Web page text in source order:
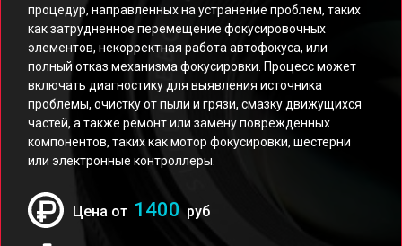
процедур, направленных на устранение проблем, таких
как затрудненное перемещение фокусировочных
элементов, некорректная работа автофокуса, или
полный отказ механизма фокусировки. Процесс может
включать диагностику для выявления источника
проблемы, очистку от пыли и грязи, смазку движущихся
частей, а также ремонт или замену поврежденных
компонентов, таких как мотор фокусировки, шестерни
или электронные контроллеры.
Цена от 1400 руб